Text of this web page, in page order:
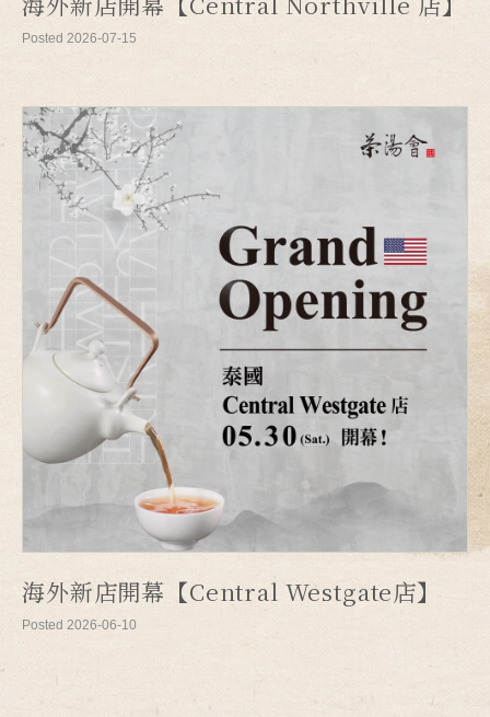
Posted 2026-07-15
海外新店開幕【Central Westgate店】
Posted 2026-06-10